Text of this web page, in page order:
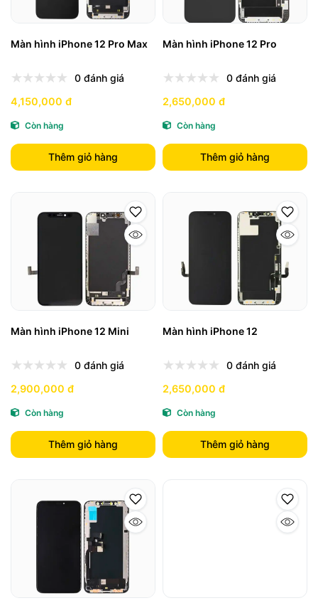
Màn hình iPhone 12 Pro Max
0 đánh giá
4,150,000 đ
Còn hàng
Thêm giỏ hàng
Màn hình iPhone 12 Pro
0 đánh giá
2,650,000 đ
Còn hàng
Thêm giỏ hàng
Màn hình iPhone 12 Mini
0 đánh giá
2,900,000 đ
Còn hàng
Thêm giỏ hàng
Màn hình iPhone 12
0 đánh giá
2,650,000 đ
Còn hàng
Thêm giỏ hàng